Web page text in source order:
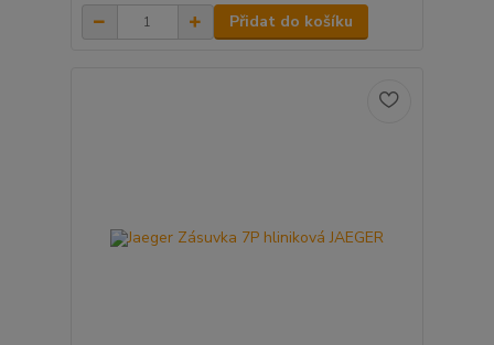
Přidat do košíku